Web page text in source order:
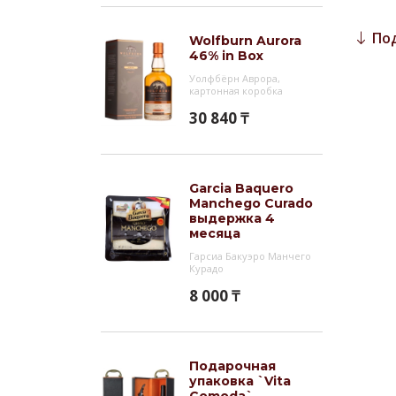
Wolfburn Aurora
46% in Box
Уолфбёрн Аврора,
картонная коробка
30 840 ₸
Garcia Baquero
Manchego Curado
выдержка 4
месяца
Гарсиа Бакуэро Манчего
Курадо
8 000 ₸
Подарочная
упаковка `Vita